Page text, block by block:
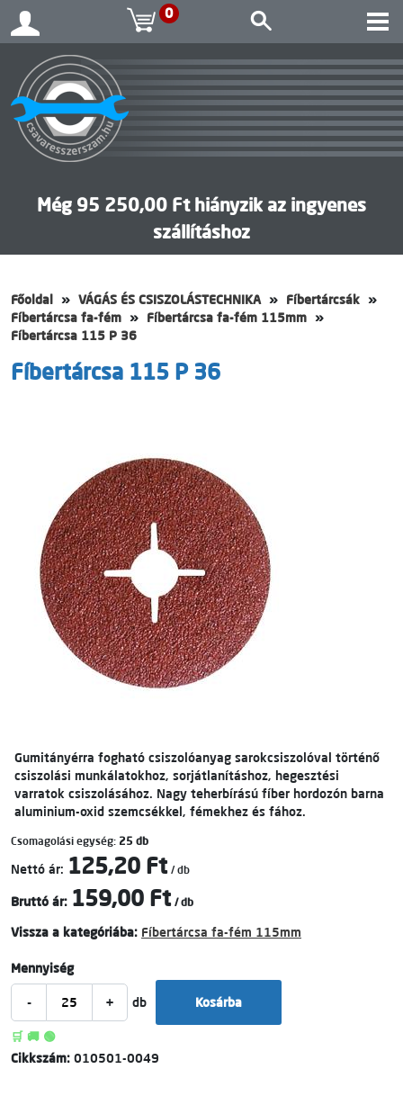
0
Még 95 250,00 Ft hiányzik az ingyenes
szállításhoz
Főoldal VÁGÁS ÉS CSISZOLÁSTECHNIKA
Fíbertárcsák
Fíbertárcsa fa-fém
Fíbertárcsa fa-fém 115mm
Fíbertárcsa 115 P 36
Fíbertárcsa 115 P 36
Gumitányérra fogható csiszolóanyag sarokcsiszolóval történő
csiszolási munkálatokhoz, sorjátlanításhoz, hegesztési
varratok csiszolásához. Nagy teherbírású fíber hordozón barna
aluminium-oxid szemcsékkel, fémekhez és fához.
Csomagolási egység: 25 db
Nettó ár: 125,20 Ft / db
Bruttó ár: 159,00 Ft / db
Vissza a kategóriába: Fíbertárcsa fa-fém 115mm
Mennyiség
- + db Kosárba
🛒 🚚 🟢
Cikkszám: 010501-0049